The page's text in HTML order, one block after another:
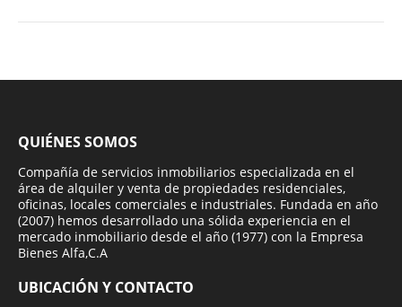
QUIÉNES SOMOS
Compañía de servicios inmobiliarios especializada en el
área de alquiler y venta de propiedades residenciales,
oficinas, locales comerciales e industriales. Fundada en año
(2007) hemos desarrollado una sólida experiencia en el
mercado inmobiliario desde el año (1977) con la Empresa
Bienes Alfa,C.A
UBICACIÓN Y CONTACTO